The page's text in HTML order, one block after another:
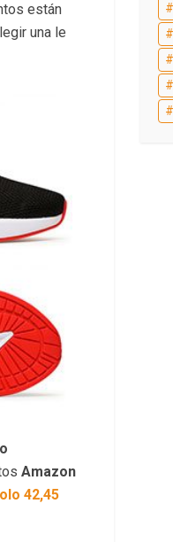
están
una le
Amazon
42,45